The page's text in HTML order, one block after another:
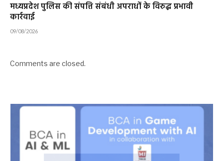
मध्यप्रदेश पुलिस की संपत्ति संबंधी अपराधों के विरुद्ध प्रभावी
कार्रवाई
09/08/2026
Comments are closed.